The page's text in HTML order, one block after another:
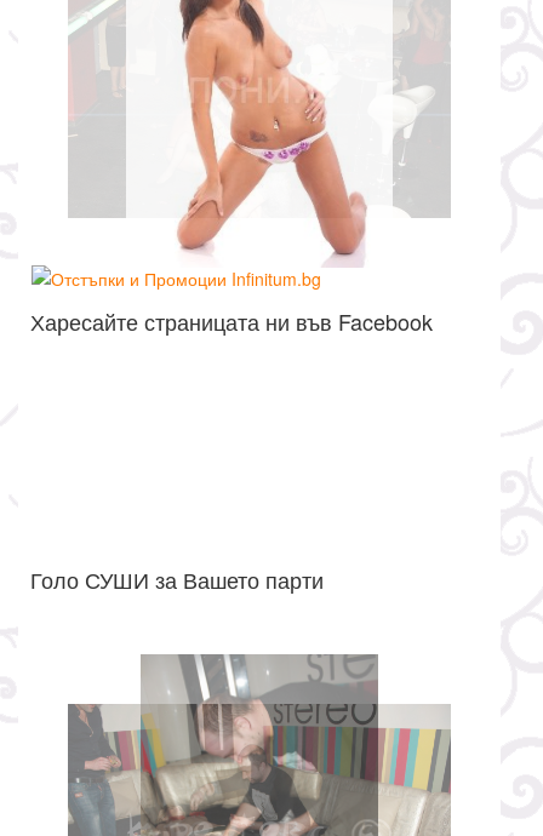
Харесайте страницата ни във Facebook
Голо СУШИ за Вашето парти